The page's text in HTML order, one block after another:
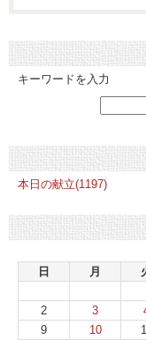
キーワードを入力
本日の献立(1197)
日
月
2
3
9
10